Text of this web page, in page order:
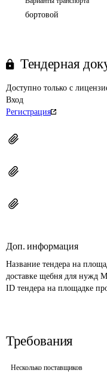
бортовой
Тендерная
Доступно только с
Вход
Регистрация
Доп. информация
Название тендера на
доставке щебня для
ID тендера на площадке
Требования
Несколько поставщиков